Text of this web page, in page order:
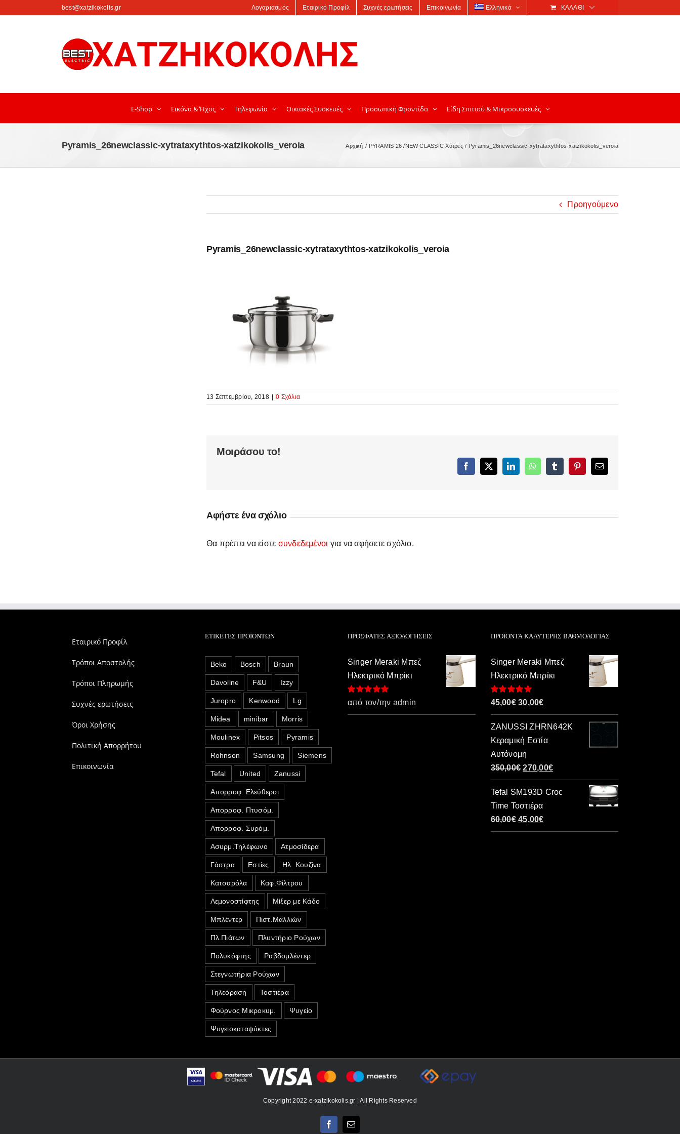
περιεχόμενο
best@xatzikokolis.gr Λογαριασμός Εταιρικό Προφίλ Συχνές ερωτήσεις Επικοινωνία Ελληνικά ΚΑΛΆΘΙ
E-Shop Εικόνα & Ήχος Τηλεφωνία Οικιακές Συσκευές Προσωπική Φροντίδα Είδη Σπιτιού & Μικροσυσκευές
Pyramis_26newclassic-xytrataxythtos-xatzikokolis_veroia Αρχική PYRAMIS 26 /NEW CLASSIC Χύτρες Pyramis_26newclassic-xytrataxythtos-xatzikokolis_veroia
Προηγούμενο
Pyramis_26newclassic-xytrataxythtos-xatzikokolis_veroia
13 Σεπτεμβρίου, 2018 | 0 Σχόλια
Μοιράσου το!
Facebook
X LinkedInWhatsAppTumblrPinterestEmail
Αφήστε ένα σχόλιο
Θα πρέπει να είστε συνδεδεμένοι για να αφήσετε σχόλιο.
Εταιρικό Προφίλ
Τρόποι Αποστολής
Τρόποι Πληρωμής
Συχνές ερωτήσεις
Όροι Χρήσης
Πολιτική Απορρήτου
Επικοινωνία
ΕΤΙΚΈΤΕΣ ΠΡΟΪΌΝΤΩΝ
Beko Bosch Braun
Davoline F&U Izzy
Juropro Kenwood Lg
Midea minibar Morris
Moulinex Pitsos Pyramis
Rohnson Samsung Siemens
Tefal United Zanussi
Απορροφ. Ελεύθεροι
Απορροφ. Πτυσόμ.
Απορροφ. Συρόμ.
Ασυρμ.Τηλέφωνο Ατμοσίδερα
Γάστρα Εστίες Ηλ. Κουζίνα
Κατσαρόλα Καφ.Φίλτρου
Λεμονοστίφτης Μίξερ με Κάδο
Μπλέντερ Πιστ.Μαλλιών
Πλ.Πιάτων Πλυντήριο Ρούχων
Πολυκόφτης Ραβδομλέντερ
Στεγνωτήρια Ρούχων
Τηλεόραση Τοστιέρα
Φούρνος Μικροκυμ. Ψυγείο
Ψυγειοκαταψύκτες
ΠΡΌΣΦΑΤΕΣ ΑΞΙΟΛΟΓΉΣΕΙΣ
Singer Meraki Μπεζ
Ηλεκτρικό Μπρίκι
Βαθμολογήθηκε
από τον/την admin
ΠΡΟΪΌΝΤΑ ΚΑΛΎΤΕΡΗΣ ΒΑΘΜΟΛΟΓΊΑΣ
Singer Meraki Μπεζ
Ηλεκτρικό Μπρίκι
Βαθμολογήθηκε
45,00€ Original
price
was:
45,00€.
30,00€Η
τρέχουσα
τιμή
είναι:
ZANUSSI ZHRN642K
Κεραμική Εστία
Αυτόνομη
350,00€ Original
price
was:
350,00€.
270,00€Η
τρέχουσα
τιμή
Tefal SM193D Croc
Time Τοστιέρα
60,00€ Original
price
45,00€Η
τρέχουσα
Copyright 2022 e-xatzikokolis.gr | All Rights Reserved
FacebookEmail